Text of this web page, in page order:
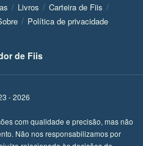
Livros
Carteira de Fiis
Política de privacidade
de Fiis
- 2026
com qualidade e precisão, mas não
Não nos responsabilizamos por